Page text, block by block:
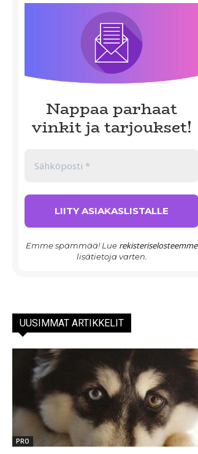
Nappaa parhaat
vinkit ja tarjoukset!
Emme spämmää! Lue rekisteriselosteemme
lisätietoja varten.
UUSIMMAT ARTIKKELIT
PRO